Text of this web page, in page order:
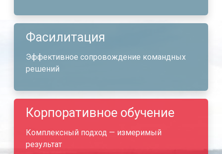
Фасилитация
Эффективное сопровождение командных
решений
Корпоративное обучение
Комплексный подход — измеримый
результат